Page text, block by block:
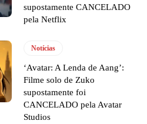
supostamente CANCELADO
pela Netflix
Notícias
‘Avatar: A Lenda de Aang’:
Filme solo de Zuko
supostamente foi
CANCELADO pela Avatar
Studios